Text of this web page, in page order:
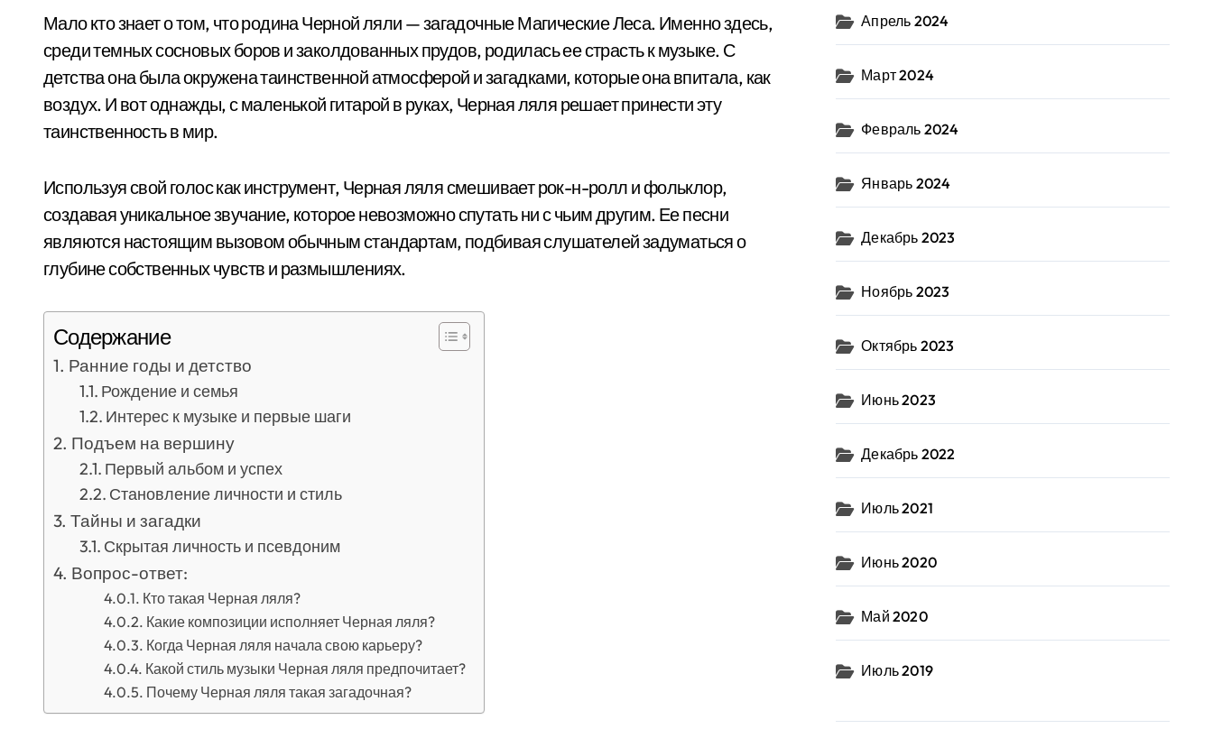
Мало кто знает о том, что родина Черной ляли — загадочные Магические Леса. Именно здесь,
среди темных сосновых боров и заколдованных прудов, родилась ее страсть к музыке. С
детства она была окружена таинственной атмосферой и загадками, которые она впитала, как
воздух. И вот однажды, с маленькой гитарой в руках, Черная ляля решает принести эту
таинственность в мир.
Используя свой голос как инструмент, Черная ляля смешивает рок-н-ролл и фольклор,
создавая уникальное звучание, которое невозможно спутать ни с чьим другим. Ее песни
являются настоящим вызовом обычным стандартам, подбивая слушателей задуматься о
глубине собственных чувств и размышлениях.
Содержание
Ранние годы и детство
Рождение и семья
Интерес к музыке и первые шаги
Подъем на вершину
Первый альбом и успех
Становление личности и стиль
Тайны и загадки
Скрытая личность и псевдоним
Вопрос-ответ:
Кто такая Черная ляля?
Какие композиции исполняет Черная ляля?
Когда Черная ляля начала свою карьеру?
Какой стиль музыки Черная ляля предпочитает?
Почему Черная ляля такая загадочная?
Апрель 2024
Март 2024
Февраль 2024
Январь 2024
Декабрь 2023
Ноябрь 2023
Октябрь 2023
Июнь 2023
Декабрь 2022
Июль 2021
Июнь 2020
Май 2020
Июль 2019